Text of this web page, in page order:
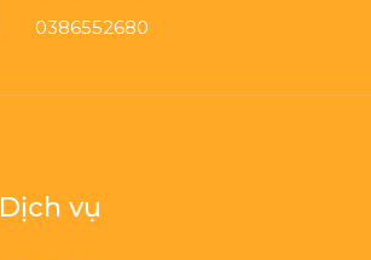
0386552680
Dịch vụ